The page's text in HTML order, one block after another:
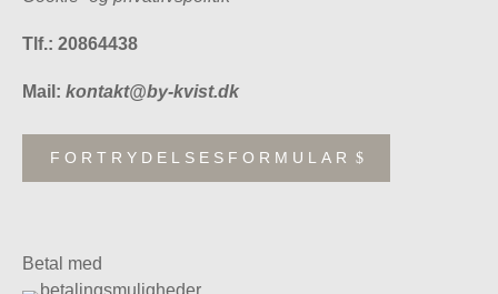
Tlf.: 20864438
Mail: kontakt@by-kvist.dk
FORTRYDELSESFORMULAR
Betal med